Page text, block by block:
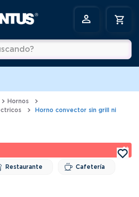
Hornos
Horno convector sin grill ni
%
Restaurante Cafetería